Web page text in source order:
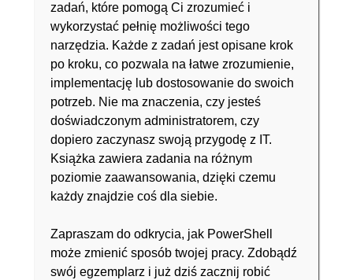
zadań, które pomogą Ci zrozumieć i
wykorzystać pełnię możliwości tego
narzędzia. Każde z zadań jest opisane krok
po kroku, co pozwala na łatwe zrozumienie,
implementację lub dostosowanie do swoich
potrzeb. Nie ma znaczenia, czy jesteś
doświadczonym administratorem, czy
dopiero zaczynasz swoją przygodę z IT.
Książka zawiera zadania na różnym
poziomie zaawansowania, dzięki czemu
każdy znajdzie coś dla siebie.
Zapraszam do odkrycia, jak PowerShell
może zmienić sposób twojej pracy. Zdobądź
swój egzemplarz i już dziś zacznij robić